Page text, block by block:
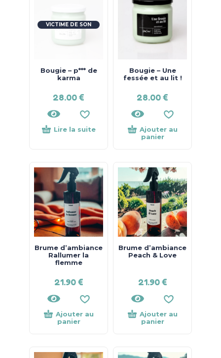
VICTIME DE SON
SUCCÈS !
Bougie – p*** de
karma
28.00€
Lire la suite
Bougie – Une
fessée et au lit !
28.00€
Ajouter au
panier
Brume d’ambiance
Rallumer la
flemme
21.90€
Ajouter au
panier
Brume d’ambiance
Peach & Love
21.90€
Ajouter au
panier